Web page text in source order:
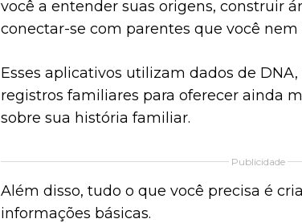
você a entender suas origens, construir
conectar-se com parentes que você
Esses aplicativos utilizam dados de
registros familiares para oferecer ainda
sobre sua história familiar.
Publicidade
Além disso, tudo o que você precisa é
informações básicas.